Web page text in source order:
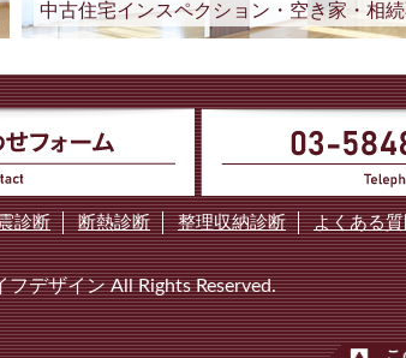
中古住宅インスペクション・空き家・相
診断 断熱診断 整理収納診断
よくある
デザイン All Rights Reserved.